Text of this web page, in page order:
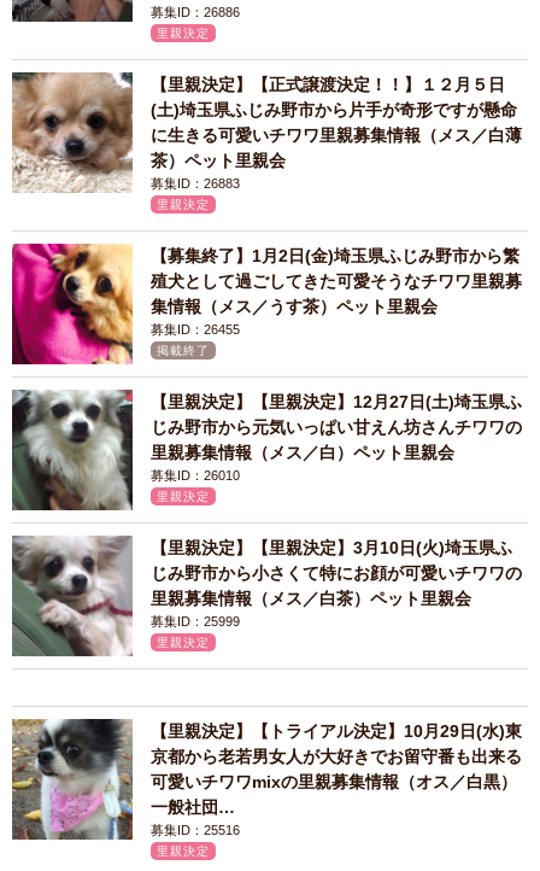
募集ID：26886
里親決定
【里親決定】【正式譲渡決定！！】１２月５日
(土)埼玉県ふじみ野市から片手が奇形ですが懸命
に生きる可愛いチワワ里親募集情報（メス／白薄
茶）ペット里親会
募集ID：26883
里親決定
【募集終了】1月2日(金)埼玉県ふじみ野市から繁
殖犬として過ごしてきた可愛そうなチワワ里親募
集情報（メス／うす茶）ペット里親会
募集ID：26455
掲載終了
【里親決定】【里親決定】12月27日(土)埼玉県ふ
じみ野市から元気いっぱい甘えん坊さんチワワの
里親募集情報（メス／白）ペット里親会
募集ID：26010
里親決定
【里親決定】【里親決定】3月10日(火)埼玉県ふ
じみ野市から小さくて特にお顔が可愛いチワワの
里親募集情報（メス／白茶）ペット里親会
募集ID：25999
里親決定
【里親決定】【トライアル決定】10月29日(水)東
京都から老若男女人が大好きでお留守番も出来る
可愛いチワワmixの里親募集情報（オス／白黒）
一般社団…
募集ID：25516
里親決定